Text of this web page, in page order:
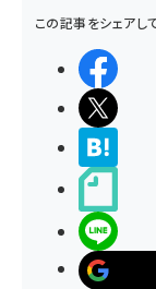
この記事をシェアし